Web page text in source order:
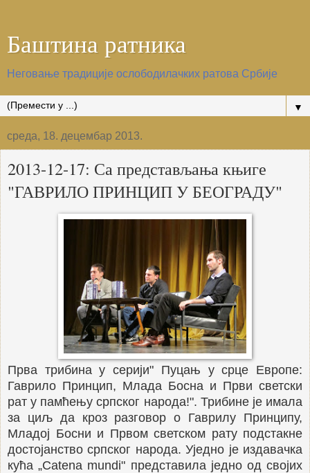
Баштина ратника
Неговање традиције ослободилачких ратова Србије
▼
среда, 18. децембар 2013.
2013-12-17: Са представљања књиге
"ГАВРИЛО ПРИНЦИП У БЕОГРАДУ"
Прва трибина у серији" Пуцањ у срце Европе:
Гаврило Принцип, Млада Босна и Први светски
рат у памћењу српског народа!". Трибине је имала
за циљ да кроз разговор о Гаврилу Принципу,
Младој Босни и Првом светском рату подстакне
достојанство српског народа. Уједно је издавачка
кућа „Catena mundi" представила једно од својих